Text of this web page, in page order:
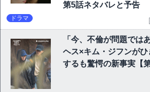
第5話ネタバレと予告
ドラマ
「今、不倫が問題では
ヘス×キム・ジフンが
するも驚愕の新事実【